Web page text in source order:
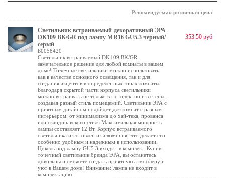
Рекомендуемая розничная цена
Светильник встраиваемый декоративный ЭРА
DK109 BK/GR под лампу MR16 GU5.3 черный/
серый
Б0058420
Светильник встраиваемый DK109 BK/GR -
замечательное решение для любой комнаты в вашем
доме! Точечные светильники можно использовать
как в качестве основного освещения, так и для
создания акцентов в определенных зонах комнаты.
Благодаря скрытой части корпуса светильники
можно встраивать не только в потолок, но и в стены,
создавая разный стиль помещений. Светильник ЭРА с
приятным дизайном подойдет для комнат с разным
интерьером: от минимализма до хай-тека, прованса
или скандинавского стиля.Максимальная мощность
лампы составляет 12 Вт. Корпус встраиваемого
светильника изготовлен из алюминия, что делает его
особенно удобным и надежным в использовании.
Цоколь под лампу GU5.3 входит в комплект. Купив
точечный светильник бренда ЭРА, вы останетесь
довольны и сможете создать приятную атмосферу и
уют в Вашем доме! Внимание: лампа не входит в
комплектацию.
353.50 руб